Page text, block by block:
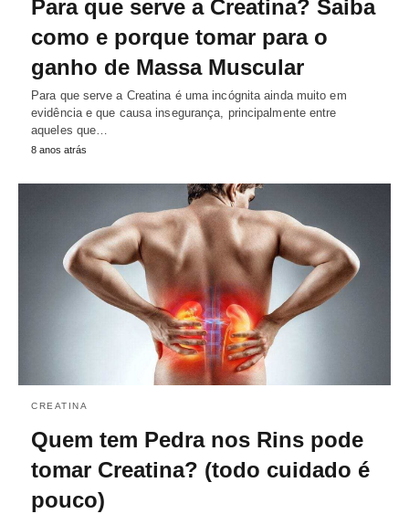
Para que serve a Creatina? Saiba
como e porque tomar para o
ganho de Massa Muscular
Para que serve a Creatina é uma incógnita ainda muito em
evidência e que causa insegurança, principalmente entre
aqueles que…
8 anos atrás
CREATINA
Quem tem Pedra nos Rins pode
tomar Creatina? (todo cuidado é
pouco)